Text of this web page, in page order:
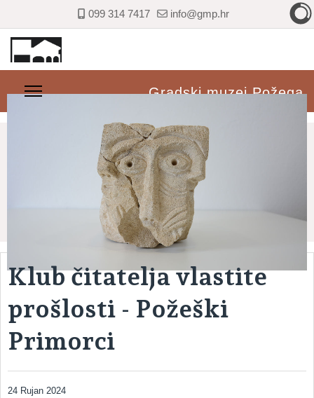
099 314 7417 info@gmp.hr
Gradski muzej Požega
Klub čitatelja vlastite
prošlosti - Požeški
Primorci
24 Rujan 2024